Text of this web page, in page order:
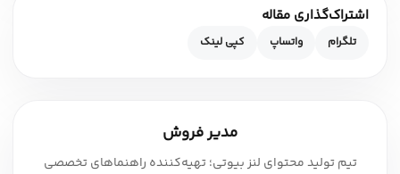
اشتراک‌گذاری مقاله
تلگرام واتساپ کپی لینک
مدیر فروش
تیم تولید محتوای لنز بیوتی؛ تهیه‌کننده راهنماهای تخصصی